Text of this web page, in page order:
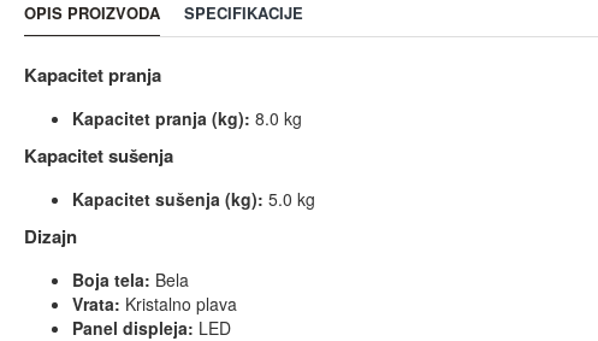
OPIS PROIZVODA SPECIFIKACIJE
Kapacitet pranja
Kapacitet pranja (kg): 8.0 kg
Kapacitet sušenja
Kapacitet sušenja (kg): 5.0 kg
Dizajn
Boja tela: Bela
Vrata: Kristalno plava
Panel displeja: LED